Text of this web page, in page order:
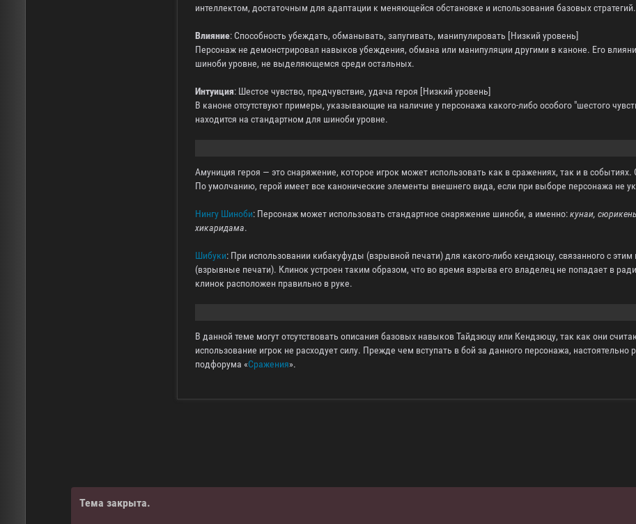
интеллектом, достаточным для адаптации к меняющейся обстановке и использования базовых стратегий.
Влияние: Способность убеждать, обманывать, запугивать, манипулировать [Низкий уровень]
Персонаж не демонстрировал навыков убеждения, обмана или манипуляции другими в каноне. Его
шиноби уровне, не выделяющемся среди остальных.
Интуиция: Шестое чувство, предчувствие, удача героя [Низкий уровень]
В каноне отсутствуют примеры, указывающие на наличие у персонажа какого-либо особого "шестого
находится на стандартном для шиноби уровне.
Амуниция героя — это снаряжение, которое игрок может использовать как в сражениях, так и в
По умолчанию, герой имеет все канонические элементы внешнего вида, если при выборе персонажа не
Нингу Шиноби: Персонаж может использовать стандартное снаряжение шиноби, а именно:кунаи,
хикаридама.
Шибуки: При использовании кибакуфуды (взрывной печати) для какого-либо кендзюцу, связанного с
(взрывные печати). Клинок устроен таким образом, что во время взрыва его владелец не попадает в
клинок расположен правильно в руке.
В данной теме могут отсутствовать описания базовых навыков Тайдзюцу или Кендзюцу, так как они
использование игрок не расходует силу. Прежде чем вступать в бой за данного персонажа,
подфорума «Сражения».
Тема закрыта.